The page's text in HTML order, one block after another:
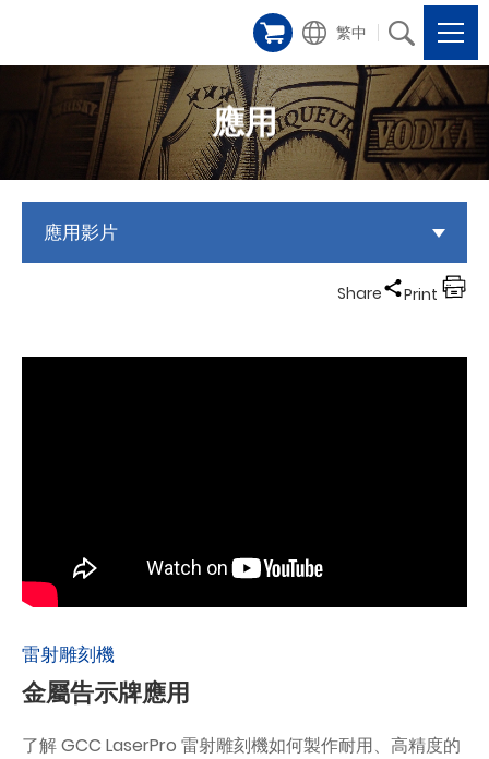
繁中
應用
應用影片
Share Print
雷射雕刻機
金屬告示牌應用
了解 GCC LaserPro 雷射雕刻機如何製作耐用、高精度的